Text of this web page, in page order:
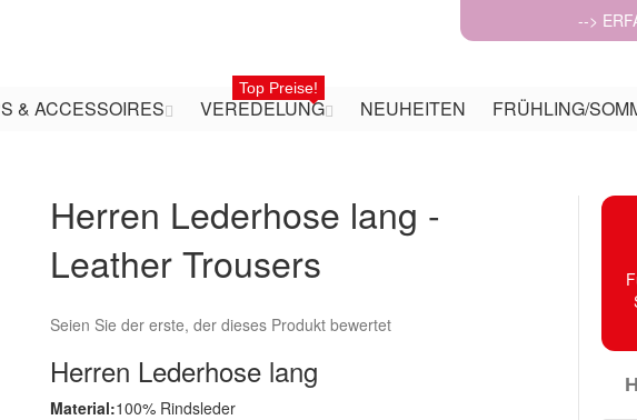
-->
& ACCESSOIRES VEREDELUNG
Top Preise!
NEUHEITEN FRÜHLING/
Herren Lederhose lang -
Leather Trousers
Seien Sie der erste, der dieses Produkt bewertet
Herren Lederhose lang
Material:100% Rindsleder